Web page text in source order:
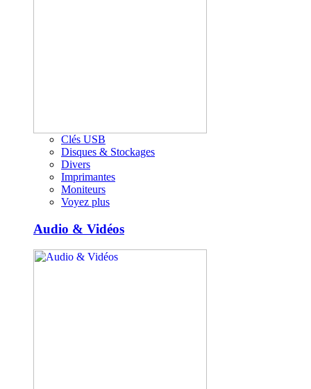
Clés USB
Disques & Stockages
Divers
Imprimantes
Moniteurs
Voyez plus
Audio & Vidéos